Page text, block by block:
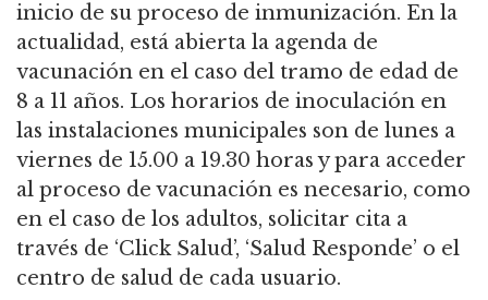
inicio de su proceso de inmunización. En la
actualidad, está abierta la agenda de
vacunación en el caso del tramo de edad de
8 a 11 años. Los horarios de inoculación en
las instalaciones municipales son de lunes a
viernes de 15.00 a 19.30 horas y para acceder
al proceso de vacunación es necesario, como
en el caso de los adultos, solicitar cita a
través de ‘Click Salud’, ‘Salud Responde’ o el
centro de salud de cada usuario.